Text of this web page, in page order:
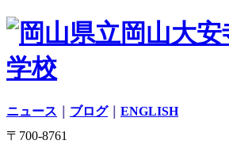
ニュース ブログ｜ ENGLISH
〒700-8761